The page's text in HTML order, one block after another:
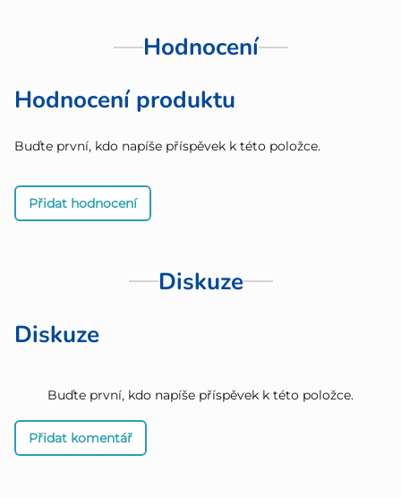
Hodnocení
Hodnocení produktu
Buďte první, kdo napíše příspěvek k této položce.
Přidat hodnocení
Diskuze
Diskuze
Buďte první, kdo napíše příspěvek k této položce.
Přidat komentář